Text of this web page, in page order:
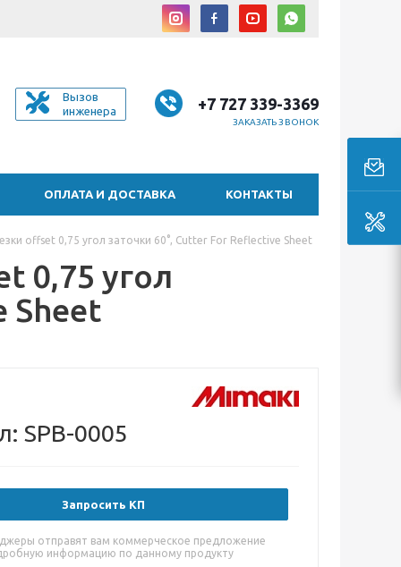
Вызов
инженера
+7 727 339-3369
ЗАКАЗАТЬ ЗВОНОК
ОПЛАТА И ДОСТАВКА КОНТАКТЫ
offset 0,75 угол заточки 60°, Cutter For Reflective Sheet
0,75 угол
Sheet
SPB-0005
Запросить КП
отправят вам коммерческое предложение
информацию по данному продукту